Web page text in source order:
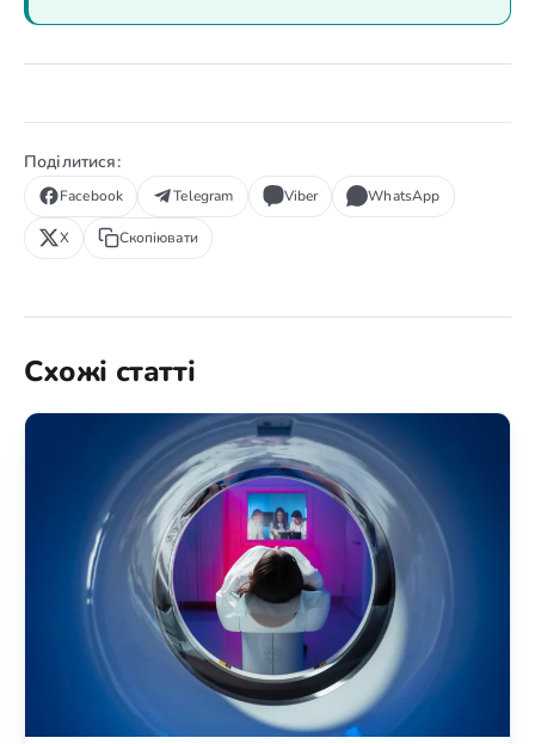
Поділитися:
Facebook Telegram Viber WhatsApp
X Скопіювати
Схожі статті